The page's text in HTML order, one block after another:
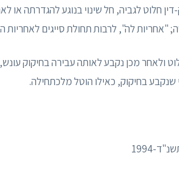
חלוט לגביה, חל שינוי בנוגע להגדרתה או
"אחריות לה", לרבות תחולת סייגים
ולאחר מכן נקבע לאותה עבירה בחיקוק
שנקבע בחיקוק, כאילו הוטל מלכתחילה.